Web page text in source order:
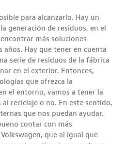
para alcanzarlo. Hay un
generación de residuos, en el
más soluciones
Hay que tener en cuenta
serie de residuos de la fábrica
en el exterior. Entonces,
que ofrezca la
el entorno, vamos a tener la
reciclaje o no. En este sentido,
que nos puedan ayudar.
contar con más
que al igual que